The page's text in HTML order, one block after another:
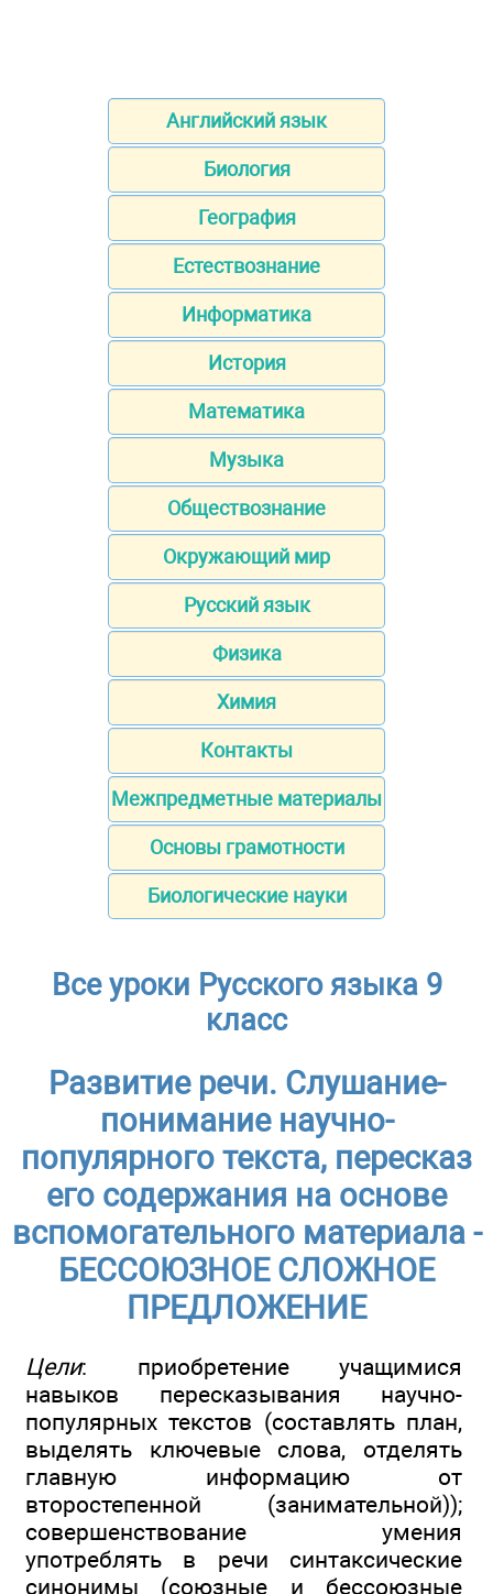
Английский язык
Биология
География
Естествознание
Информатика
История
Математика
Музыка
Обществознание
Окружающий мир
Русский язык
Физика
Химия
Контакты
Межпредметные материалы
Основы грамотности
Биологические науки
Все уроки Русского языка 9
класс
Развитие речи. Слушание-
понимание научно-
популярного текста, пересказ
его содержания на основе
вспомогательного материала -
БЕССОЮЗНОЕ СЛОЖНОЕ
ПРЕДЛОЖЕНИЕ
Цели: приобретение учащимися
навыков пересказывания научно-
популярных текстов (составлять план,
выделять ключевые слова, отделять
главную информацию от
второстепенной (занимательной));
совершенствование умения
употреблять в речи синтаксические
синонимы (союзные и бессоюзные